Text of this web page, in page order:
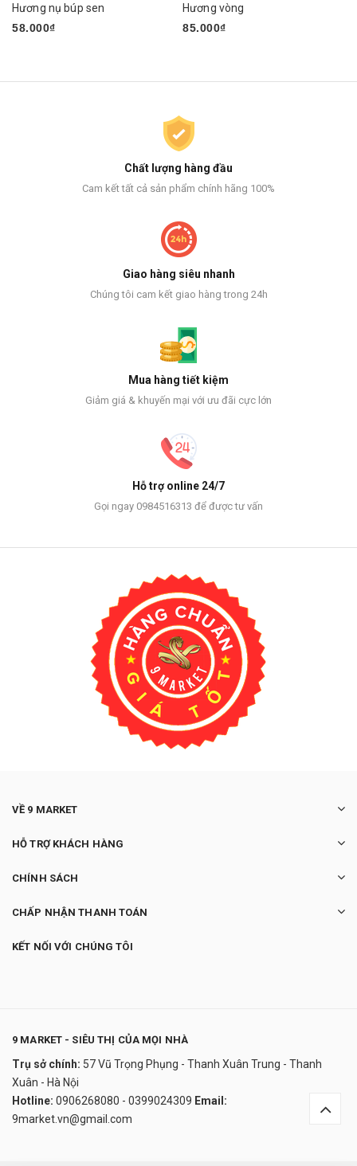
Hương nụ búp sen
58.000₫
Hương vòng
85.000₫
Chất lượng hàng đầu
Cam kết tất cả sản phẩm chính hãng 100%
Giao hàng siêu nhanh
Chúng tôi cam kết giao hàng trong 24h
Mua hàng tiết kiệm
Giảm giá & khuyến mại với ưu đãi cực lớn
Hỗ trợ online 24/7
Gọi ngay 0984516313 để được tư vấn
VỀ 9 MARKET
HỖ TRỢ KHÁCH HÀNG
CHÍNH SÁCH
CHẤP NHẬN THANH TOÁN
KẾT NỐI VỚI CHÚNG TÔI
9 MARKET - SIÊU THỊ CỦA MỌI NHÀ
Trụ sở chính: 57 Vũ Trọng Phụng - Thanh Xuân Trung - Thanh
Xuân - Hà Nội
Hotline: 0906268080 - 0399024309 Email:
9market.vn@gmail.com
0₫
undefined